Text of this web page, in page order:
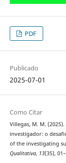
PDF
Publicado
2025-07-01
Como Citar
Villegas, M. M.
investigador: o
of the investigating
Qualitativa, 13(35),